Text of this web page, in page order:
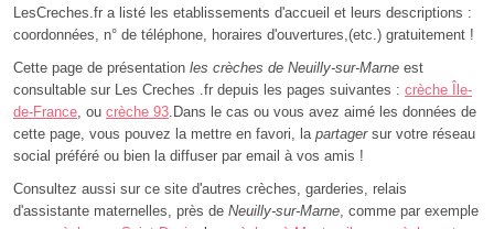
LesCreches.fr a listé les etablissements d'accueil et leurs descriptions :
coordonnées, n° de téléphone, horaires d'ouvertures,(etc.) gratuitement !
Cette page de présentation les crèches de Neuilly-sur-Marne est
consultable sur Les Creches .fr depuis les pages suivantes : crèche Île-
de-France, ou crèche 93.Dans le cas ou vous avez aimé les données de
cette page, vous pouvez la mettre en favori, la partagersur votre réseau
social préféré ou bien la diffuser par email à vos amis !
Consultez aussi sur ce site d'autres crèches, garderies, relais
d'assistante maternelles, près de Neuilly-sur-Marne, comme par exemple